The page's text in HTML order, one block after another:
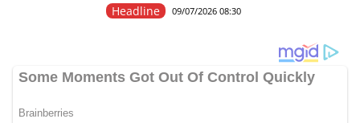
Headline 09/07/2026 08:30